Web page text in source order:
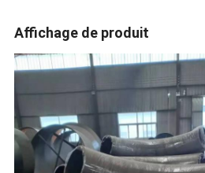
Affichage de produit